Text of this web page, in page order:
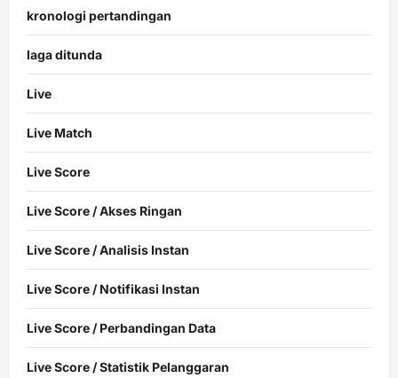
kronologi pertandingan
laga ditunda
Live
Live Match
Live Score
Live Score / Akses Ringan
Live Score / Analisis Instan
Live Score / Notifikasi Instan
Live Score / Perbandingan Data
Live Score / Statistik Pelanggaran